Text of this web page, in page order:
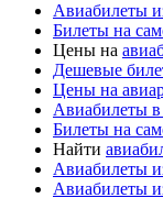
Авиабилеты
Билеты на
Цены на
Дешевые
Цены на
Авиабилеты
Билеты на
Найти
Авиабилеты
Авиабилеты